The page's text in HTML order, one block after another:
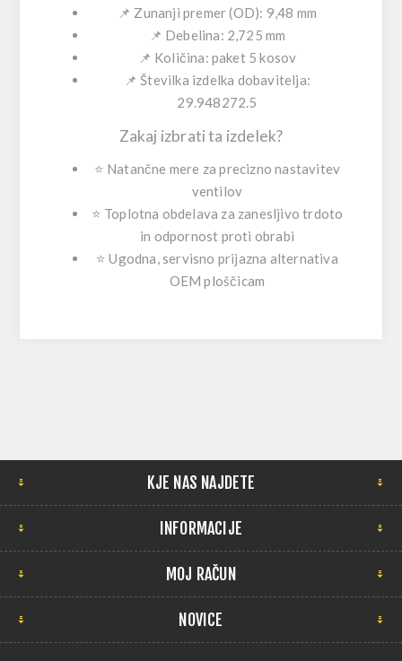
📌 Zunanji premer (OD): 9,48 mm
📌 Debelina: 2,725 mm
📌 Količina: paket 5 kosov
📌 Številka izdelka dobavitelja:
29.948272.5
Zakaj izbrati ta izdelek?
⭐ Natančne mere za precizno nastavitev
ventilov
⭐ Toplotna obdelava za zanesljivo trdoto
in odpornost proti obrabi
⭐ Ugodna, servisno prijazna alternativa
OEM ploščicam
KJE NAS NAJDETE
INFORMACIJE
MOJ RAČUN
NOVICE